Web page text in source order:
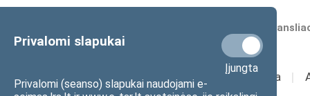
Privalomi slapukai
Įjungta
Privalomi (seanso) slapukai naudojami e-
Numatomos
Sudėtis Veikla I